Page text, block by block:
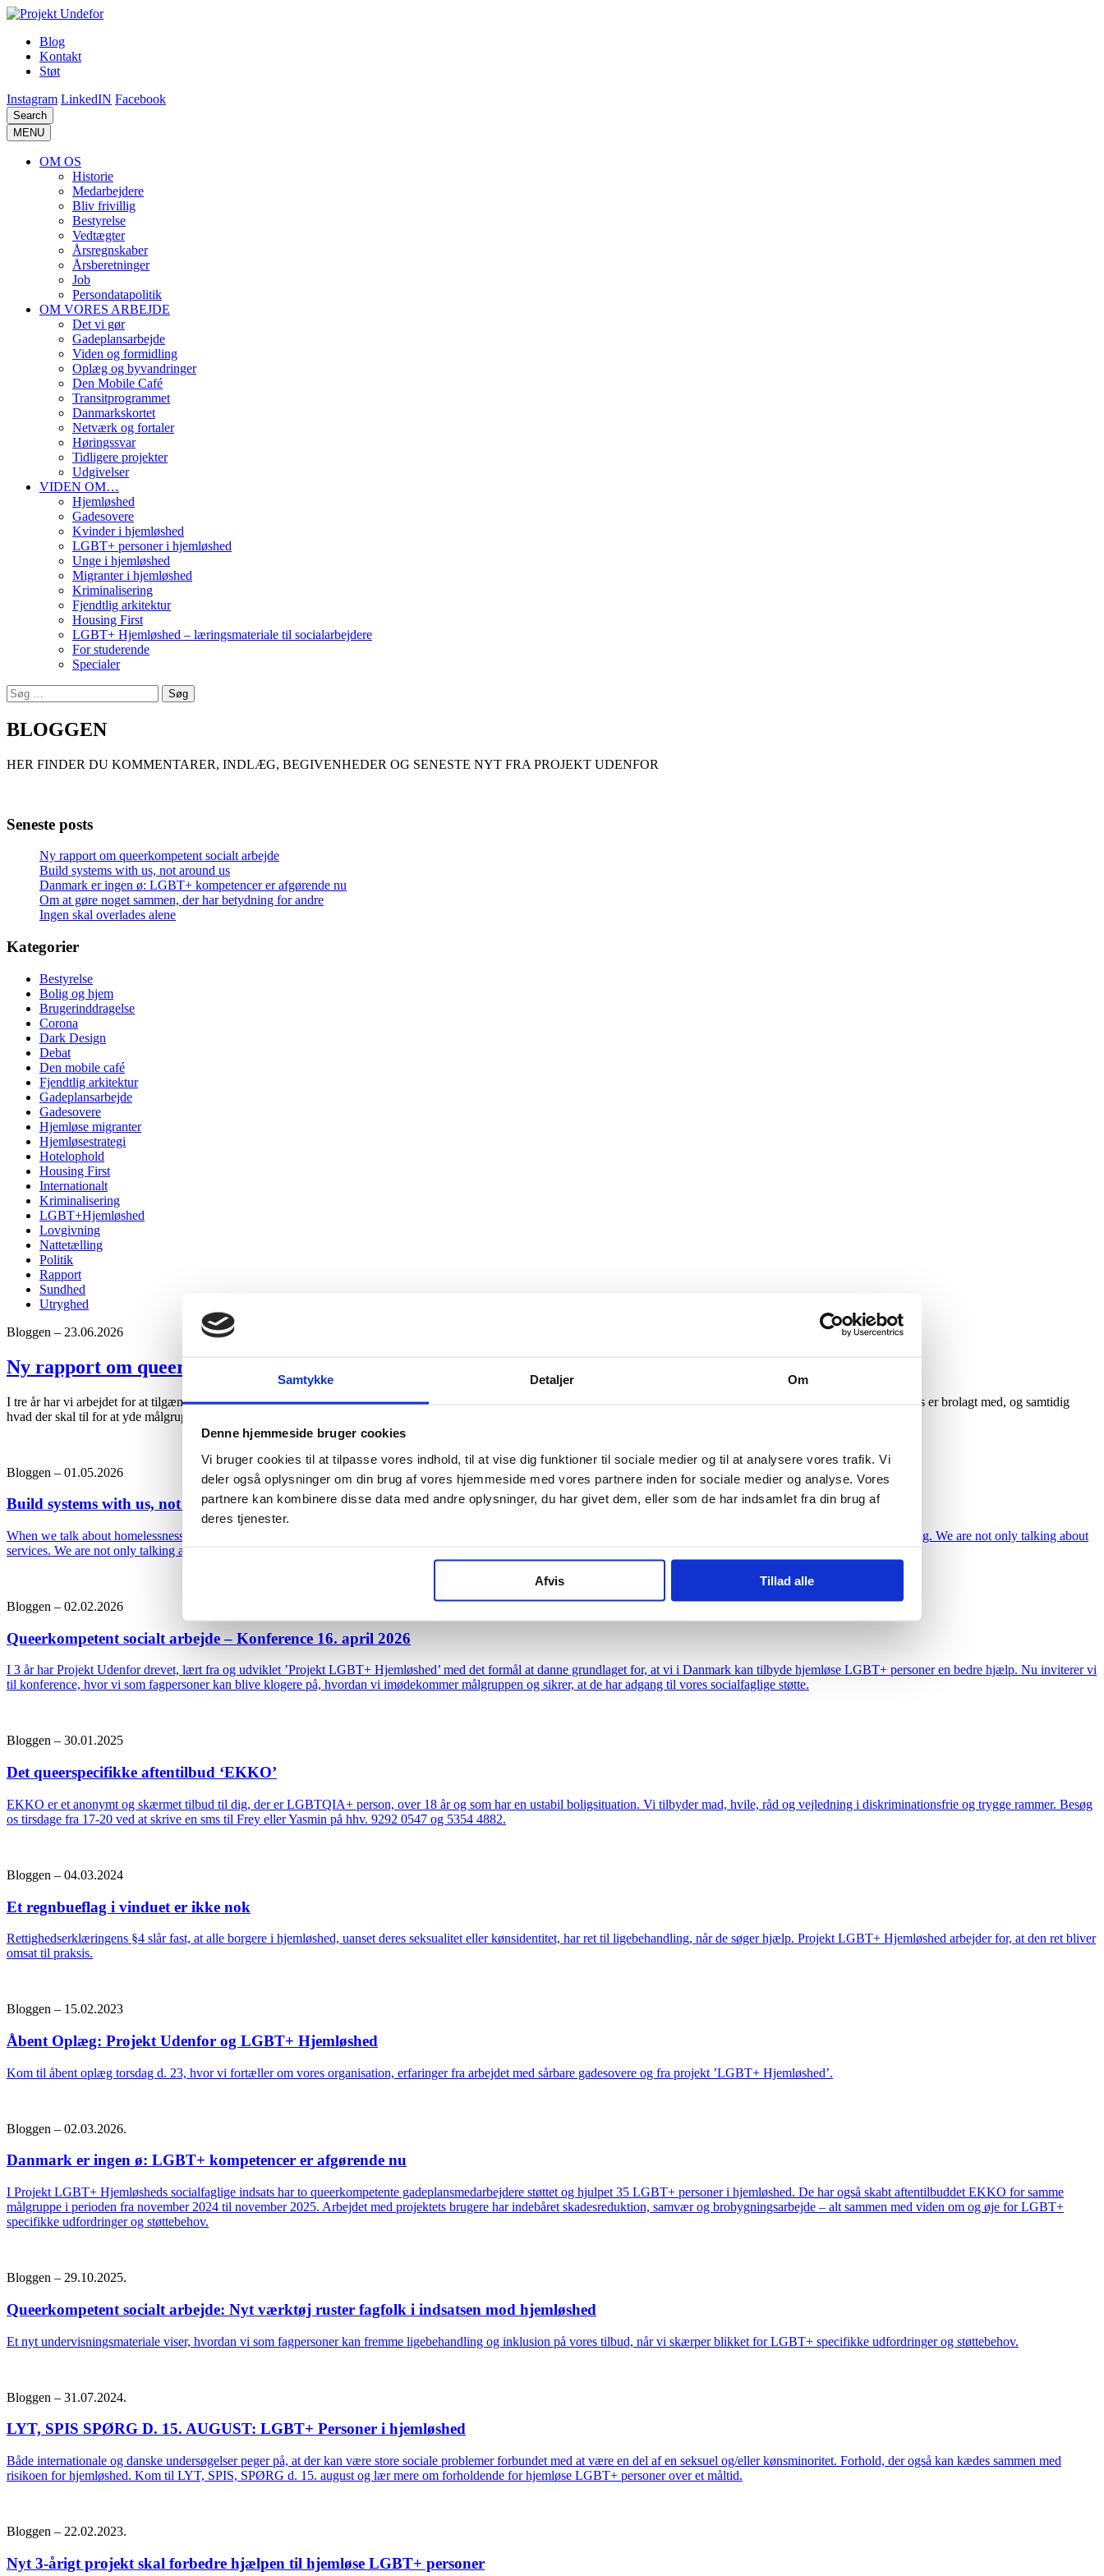
Samtykke Detaljer Om
Denne hjemmeside bruger cookies
Vi bruger cookies til at tilpasse vores indhold, til at vise dig funktioner til sociale medier og til at analysere vores trafik. Vi
deler også oplysninger om din brug af vores hjemmeside med vores partnere inden for sociale medier og analyse. Vores
partnere kan kombinere disse data med andre oplysninger, du har givet dem, eller som de har indsamlet fra din brug af
deres tjenester.
Afvis Tillad alle
Blog
Kontakt
Støt
Instagram LinkedIN Facebook
Search
MENU
OM OS
Historie
Medarbejdere
Bliv frivillig
Bestyrelse
Vedtægter
Årsregnskaber
Årsberetninger
Job
Persondatapolitik
OM VORES ARBEJDE
Det vi gør
Gadeplansarbejde
Viden og formidling
Oplæg og byvandringer
Den Mobile Café
Transitprogrammet
Danmarkskortet
Netværk og fortaler
Høringssvar
Tidligere projekter
Udgivelser
VIDEN OM…
Hjemløshed
Gadesovere
Kvinder i hjemløshed
LGBT+ personer i hjemløshed
Unge i hjemløshed
Migranter i hjemløshed
Kriminalisering
Fjendtlig arkitektur
Housing First
LGBT+ Hjemløshed – læringsmateriale til socialarbejdere
For studerende
Specialer
Søg
efter:
BLOGGEN
HER FINDER DU KOMMENTARER, INDLÆG, BEGIVENHEDER OG SENESTE NYT FRA PROJEKT UDENFOR
Seneste posts
Ny rapport om queerkompetent socialt arbejde
Build systems with us, not around us
Danmark er ingen ø: LGBT+ kompetencer er afgørende nu
Om at gøre noget sammen, der har betydning for andre
Ingen skal overlades alene
Kategorier
Bestyrelse
Bolig og hjem
Brugerinddragelse
Corona
Dark Design
Debat
Den mobile café
Fjendtlig arkitektur
Gadeplansarbejde
Gadesovere
Hjemløse migranter
Hjemløsestrategi
Hotelophold
Housing First
Internationalt
Kriminalisering
LGBT+Hjemløshed
Lovgivning
Nattetælling
Politik
Rapport
Sundhed
Utryghed
Bloggen – 23.06.2026
Ny rapport om queerkompetent socialt arbejde
I tre år har vi arbejdet for at tilgængeliggøre relevant og kvalificeret støtte til LGBT+ personer i hjemløshed. Arbejdet har vist os, hvad hjemløse queerpersoners udstødelsesproces er brolagt med, og samtidig
hvad der skal til for at yde målgruppen relevant og kvalificeret støtte. Nu udgiver vi en rapport, der beskriver vores erfaringer med "Queerkompetent socialt arbejde".
Bloggen – 01.05.2026
Build systems with us, not around us
When we talk about homelessness, social vulnerability, and queer social work, we have to be honest about what we are really talking about. We are not only talking about housing. We are not only talking about
services. We are not only talking about emergency support. We are talking about who gets recognised as fully human inside the systems that are supposed to protect us.
Bloggen – 02.02.2026
Queerkompetent socialt arbejde – Konference 16. april 2026
I 3 år har Projekt Udenfor drevet, lært fra og udviklet ’Projekt LGBT+ Hjemløshed’ med det formål at danne grundlaget for, at vi i Danmark kan tilbyde hjemløse LGBT+ personer en bedre hjælp. Nu inviterer vi
til konference, hvor vi som fagpersoner kan blive klogere på, hvordan vi imødekommer målgruppen og sikrer, at de har adgang til vores socialfaglige støtte.
Bloggen – 30.01.2025
Det queerspecifikke aftentilbud ‘EKKO’
EKKO er et anonymt og skærmet tilbud til dig, der er LGBTQIA+ person, over 18 år og som har en ustabil boligsituation. Vi tilbyder mad, hvile, råd og vejledning i diskriminationsfrie og trygge rammer. Besøg
os tirsdage fra 17-20 ved at skrive en sms til Frey eller Yasmin på hhv. 9292 0547 og 5354 4882.
Bloggen – 04.03.2024
Et regnbueflag i vinduet er ikke nok
Rettighedserklæringens §4 slår fast, at alle borgere i hjemløshed, uanset deres seksualitet eller kønsidentitet, har ret til ligebehandling, når de søger hjælp. Projekt LGBT+ Hjemløshed arbejder for, at den ret bliver
omsat til praksis.
Bloggen – 15.02.2023
Åbent Oplæg: Projekt Udenfor og LGBT+ Hjemløshed
Kom til åbent oplæg torsdag d. 23, hvor vi fortæller om vores organisation, erfaringer fra arbejdet med sårbare gadesovere og fra projekt ’LGBT+ Hjemløshed’.
Bloggen – 02.03.2026.
Danmark er ingen ø: LGBT+ kompetencer er afgørende nu
I Projekt LGBT+ Hjemløsheds socialfaglige indsats har to queerkompetente gadeplansmedarbejdere støttet og hjulpet 35 LGBT+ personer i hjemløshed. De har også skabt aftentilbuddet EKKO for samme
målgruppe i perioden fra november 2024 til november 2025. Arbejdet med projektets brugere har indebåret skadesreduktion, samvær og brobygningsarbejde – alt sammen med viden om og øje for LGBT+
specifikke udfordringer og støttebehov.
Bloggen – 29.10.2025.
Queerkompetent socialt arbejde: Nyt værktøj ruster fagfolk i indsatsen mod hjemløshed
Et nyt undervisningsmateriale viser, hvordan vi som fagpersoner kan fremme ligebehandling og inklusion på vores tilbud, når vi skærper blikket for LGBT+ specifikke udfordringer og støttebehov.
Bloggen – 31.07.2024.
LYT, SPIS SPØRG D. 15. AUGUST: LGBT+ Personer i hjemløshed
Både internationale og danske undersøgelser peger på, at der kan være store sociale problemer forbundet med at være en del af en seksuel og/eller kønsminoritet. Forhold, der også kan kædes sammen med
risikoen for hjemløshed. Kom til LYT, SPIS, SPØRG d. 15. august og lær mere om forholdende for hjemløse LGBT+ personer over et måltid.
Bloggen – 22.02.2023.
Nyt 3-årigt projekt skal forbedre hjælpen til hjemløse LGBT+ personer